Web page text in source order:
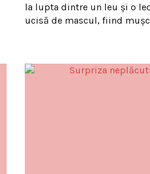
la lupta dintre un leu şi o
ucisă de mascul, fiind